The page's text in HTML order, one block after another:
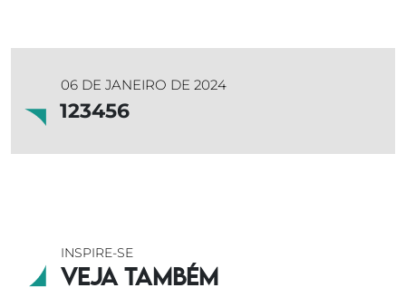
06 DE JANEIRO DE 2024
123456
INSPIRE-SE
Veja também